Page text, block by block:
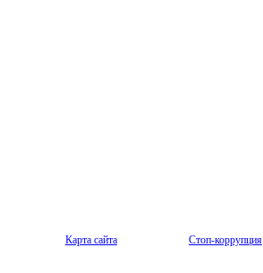
Карта сайта Стоп-коррупция